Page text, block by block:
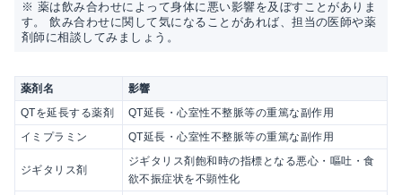
※ 薬は飲み合わせによって身体に悪い影響を及ぼすことがありま
す。 飲み合わせに関して気になることがあれば、担当の医師や薬
剤師に相談してみましょう。
薬剤名
影響
QTを延長する薬剤
QT延長・心室性不整脈等の重篤な副作用
イミプラミン
QT延長・心室性不整脈等の重篤な副作用
ジギタリス剤
ジギタリス剤飽和時の指標となる悪心・嘔吐・食
欲不振症状を不顕性化